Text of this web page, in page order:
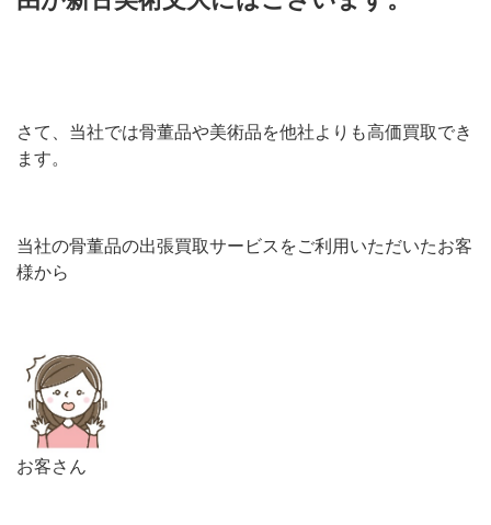
さて、当社では骨董品や美術品を他社よりも高価買取でき
ます。
当社の骨董品の出張買取サービスをご利用いただいたお客
様から
お客さん